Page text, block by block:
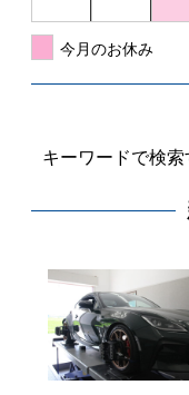
今月のお休み